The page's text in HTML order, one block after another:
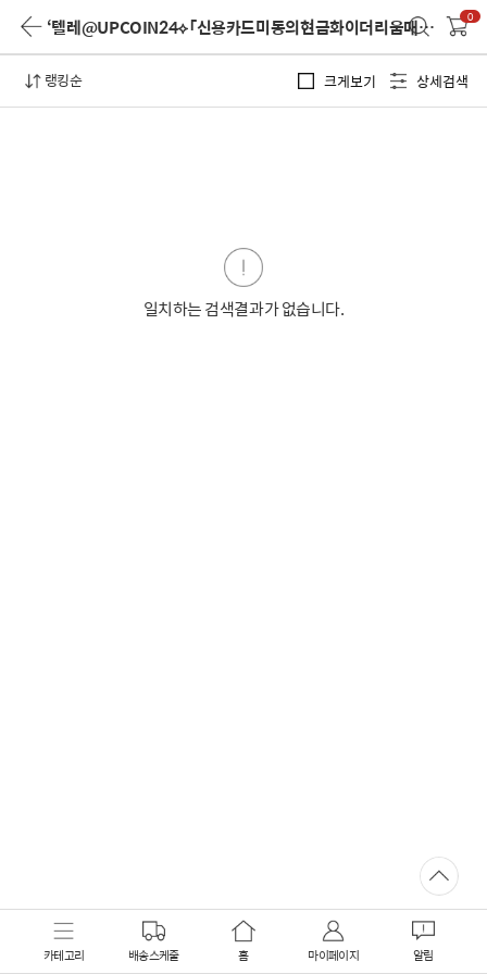
‘텔레@UPCOIN24⟡「신용카드미동의현금화이더리움매입’ 검색
0
랭킹순 크게보기 상세검색
일치하는 검색결과가 없습니다.
카테고리 배송스케줄 홈 마이페이지 알림